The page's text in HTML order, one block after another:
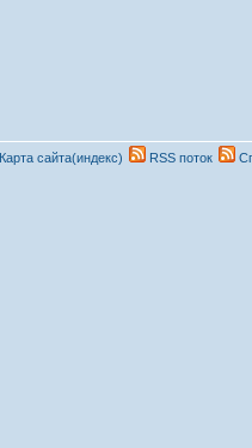
Карта сайта(индекс) RSS поток